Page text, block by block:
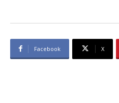
Facebook X